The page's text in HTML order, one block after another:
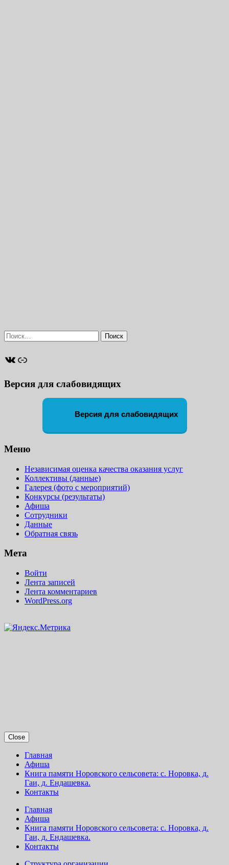
Найти:
ВКонтакте
Ссылка
Версия для слабовидящих
Версия для слабовидящих
Меню
Независимая оценка качества оказания услуг
Коллективы (данные)
Галерея (фото с мероприятий)
Конкурсы (результаты)
Афиша
Сотрудники
Данные
Обратная связь
Мета
Войти
Лента записей
Лента комментариев
WordPress.org
Close
Главная
Афиша
Книга памяти Норовского сельсовета: с. Норовка, д.
Гаи, д. Ендашевка.
Контакты
Главная
Афиша
Книга памяти Норовского сельсовета: с. Норовка, д.
Гаи, д. Ендашевка.
Контакты